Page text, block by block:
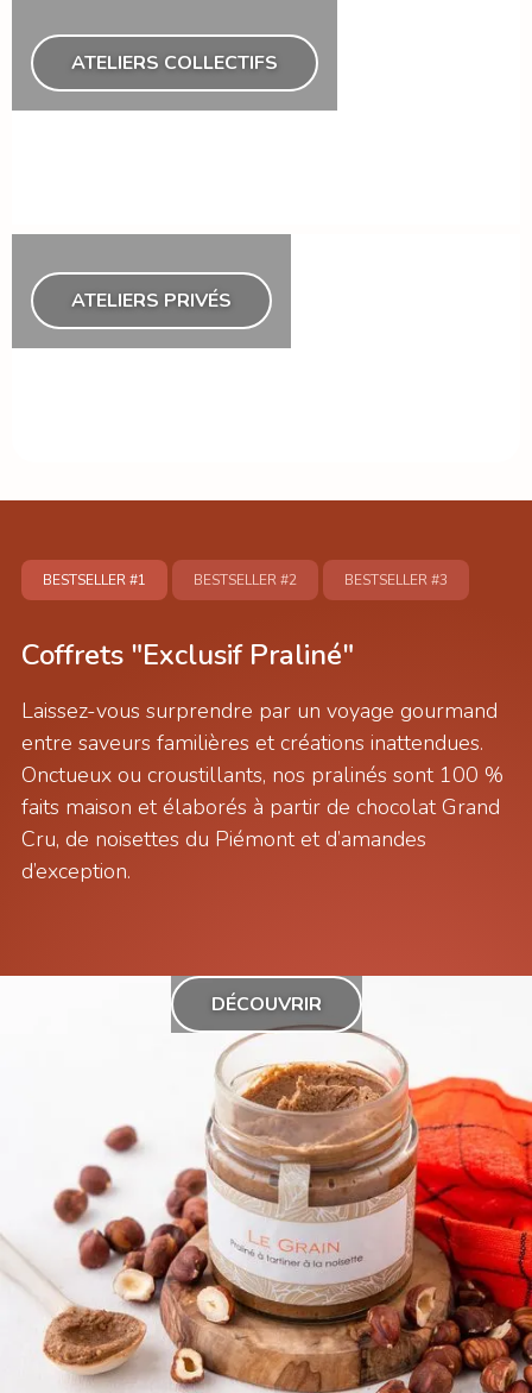
ATELIERS COLLECTIFS
ATELIERS PRIVÉS
BESTSELLER#1 BESTSELLER#2 BESTSELLER#3
Coffrets "Exclusif Praliné"
Laissez-vous surprendre par un voyage gourmand
entre saveurs familières et créations inattendues.
Onctueux ou croustillants, nos pralinés sont 100 %
faits maison et élaborés à partir de chocolat Grand
Cru, de noisettes du Piémont et d’amandes
d’exception.
DÉCOUVRIR